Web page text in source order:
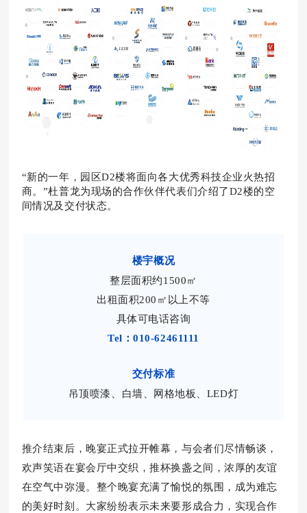
“新的一年，园区D2楼将面向各大优秀科技企业火热招
商。”杜普龙为现场的合作伙伴代表们介绍了D2楼的空
间情况及交付状态。
楼宇概况
整层面积约1500㎡
出租面积200㎡以上不等
具体可电话咨询
Tel：010-62461111
交付标准
吊顶喷漆、白墙、网格地板、LED灯
推介结束后， 晚宴正式拉开帷幕，与会者们尽情畅谈，
欢声笑语在宴会厅中交织，推杯换盏之间，浓厚的友谊
在空气中弥漫。整个晚宴充满了愉悦的氛围，成为难忘
的美好时刻。大家纷纷表示未来要形成合力，实现合作